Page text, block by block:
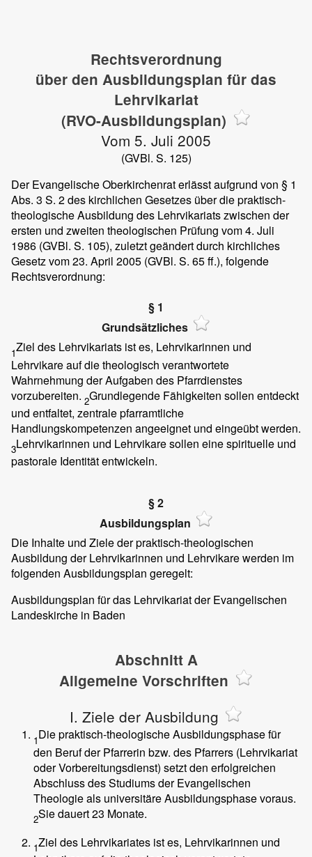
Rechtsverordnung
über den Ausbildungsplan für das
Lehrvikariat
(RVO-Ausbildungsplan)
Vom 5. Juli 2005
(GVBl. S. 125)
Der Evangelische Oberkirchenrat erlässt aufgrund von § 1
Abs. 3 S. 2 des kirchlichen Gesetzes über die praktisch-
theologische Ausbildung des Lehrvikariats zwischen der
ersten und zweiten theologischen Prüfung vom 4. Juli
1986 (GVBl. S. 105), zuletzt geändert durch kirchliches
Gesetz vom 23. April 2005 (GVBl. S. 65 ff.), folgende
Rechtsverordnung:
§ 1
Grundsätzliches
1Ziel des Lehrvikariats ist es, Lehrvikarinnen und
Lehrvikare auf die theologisch verantwortete
Wahrnehmung der Aufgaben des Pfarrdienstes
vorzubereiten. 2Grundlegende Fähigkeiten sollen entdeckt
und entfaltet, zentrale pfarramtliche
Handlungskompetenzen angeeignet und eingeübt werden.
3Lehrvikarinnen und Lehrvikare sollen eine spirituelle und
pastorale Identität entwickeln.
§ 2
Ausbildungsplan
Die Inhalte und Ziele der praktisch-theologischen
Ausbildung der Lehrvikarinnen und Lehrvikare werden im
folgenden Ausbildungsplan geregelt:
Ausbildungsplan für das Lehrvikariat der Evangelischen
Landeskirche in Baden
Abschnitt A
Allgemeine Vorschriften
I. Ziele der Ausbildung
1Die praktisch-theologische Ausbildungsphase für
den Beruf der Pfarrerin bzw. des Pfarrers (Lehrvikariat
oder Vorbereitungsdienst) setzt den erfolgreichen
Abschluss des Studiums der Evangelischen
Theologie als universitäre Ausbildungsphase voraus.
2Sie dauert 23 Monate.
1Ziel des Lehrvikariates ist es, Lehrvikarinnen und